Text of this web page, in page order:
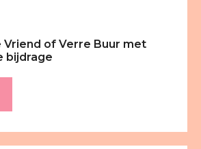
Vriend of Verre Buur met
bijdrage